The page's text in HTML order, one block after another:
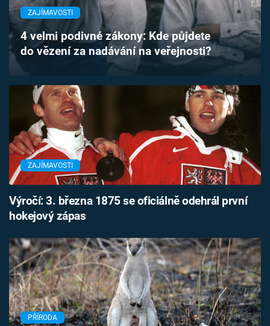
Časopis
Sledujte prima+
Přihlášení
Sledujte nás
ZAJÍMAVOSTI
4 velmi podivné zákony: Kde půjdete
do vězení za nadávání na veřejnosti?
ZAJÍMAVOSTI
Výročí: 3. března 1875 se oficiálně odehrál první
hokejový zápas
PŘÍRODA